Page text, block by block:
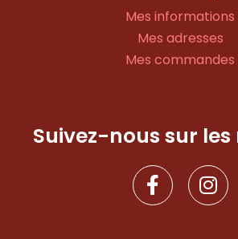
Mes informations
Mes adresses
Mes commandes
Suivez-nous sur les
F
a
c
I
n
s